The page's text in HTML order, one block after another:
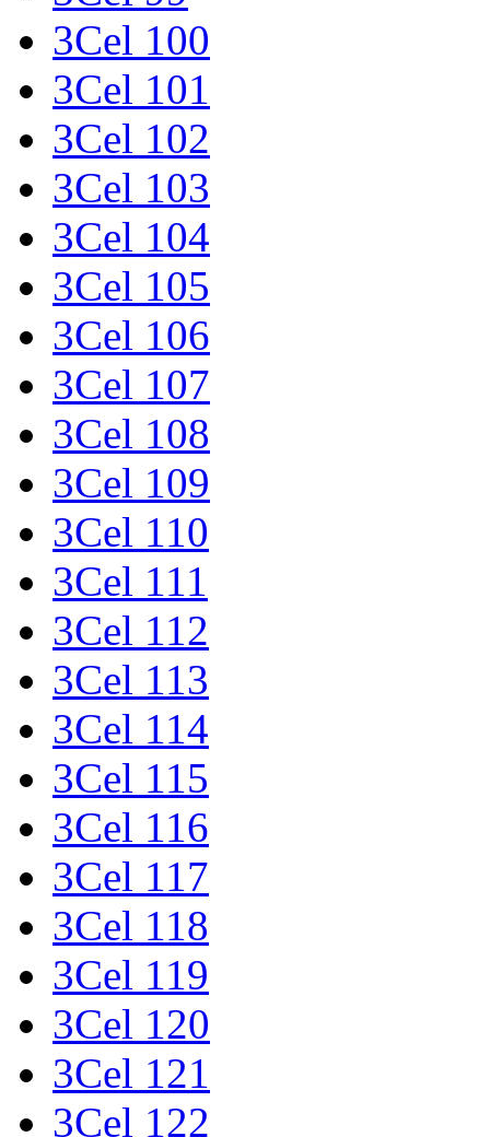
3Cel 100
3Cel 101
3Cel 102
3Cel 103
3Cel 104
3Cel 105
3Cel 106
3Cel 107
3Cel 108
3Cel 109
3Cel 110
3Cel 111
3Cel 112
3Cel 113
3Cel 114
3Cel 115
3Cel 116
3Cel 117
3Cel 118
3Cel 119
3Cel 120
3Cel 121
3Cel 122